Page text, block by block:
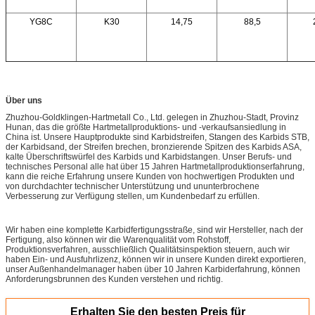
YG8C K30 14,75 88,5
Über uns
Zhuzhou-Goldklingen-Hartmetall Co., Ltd. gelegen in Zhuzhou-Stadt, Provinz
Hunan, das die größte Hartmetallproduktions- und -verkaufsansiedlung in
China ist. Unsere Hauptprodukte sind Karbidstreifen, Stangen des Karbids STB,
der Karbidsand, der Streifen brechen, bronzierende Spitzen des Karbids ASA,
kalte Überschriftswürfel des Karbids und Karbidstangen. Unser Berufs- und
technisches Personal alle hat über 15 Jahren Hartmetallproduktionserfahrung,
kann die reiche Erfahrung unsere Kunden von hochwertigen Produkten und
von durchdachter technischer Unterstützung und ununterbrochene
Verbesserung zur Verfügung stellen, um Kundenbedarf zu erfüllen.
Wir haben eine komplette Karbidfertigungsstraße, sind wir Hersteller, nach der
Fertigung, also können wir die Warenqualität vom Rohstoff,
Produktionsverfahren, ausschließlich Qualitätsinspektion steuern, auch wir
haben Ein- und Ausfuhrlizenz, können wir in unsere Kunden direkt exportieren,
unser Außenhandelmanager haben über 10 Jahren Karbiderfahrung, können
Anforderungsbrunnen des Kunden verstehen und richtig.
Erhalten Sie den besten Preis für